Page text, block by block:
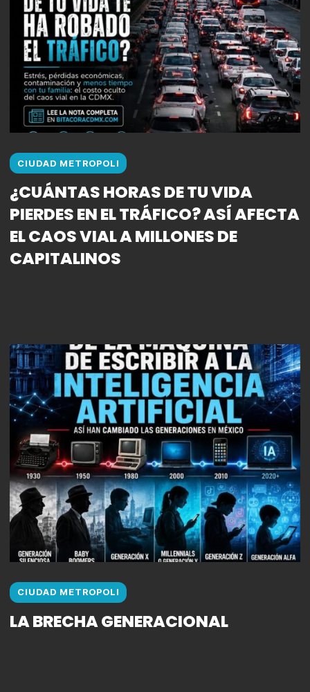
CIUDAD METROPOLI
¿CUÁNTAS HORAS DE TU VIDA
PIERDES EN EL TRÁFICO? ASÍ AFECTA
EL CAOS VIAL A MILLONES DE
CAPITALINOS
CIUDAD METROPOLI
LA BRECHA GENERACIONAL